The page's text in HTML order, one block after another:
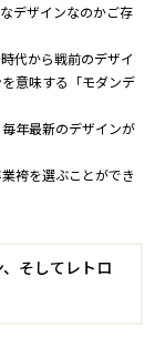
デザインなのかご存
代から戦前のデザイ
意味する「モダンデ
年最新のデザインが
袴を選ぶことができ
そしてレトロ